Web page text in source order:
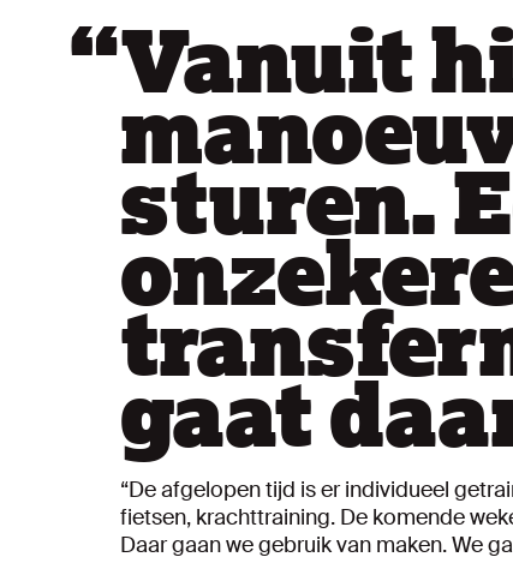
“Vanuit
sturen.
gaat
“De afgelopen tijd is er individueel
fietsen, krachttraining. De komende
Daar gaan we gebruik van maken. We